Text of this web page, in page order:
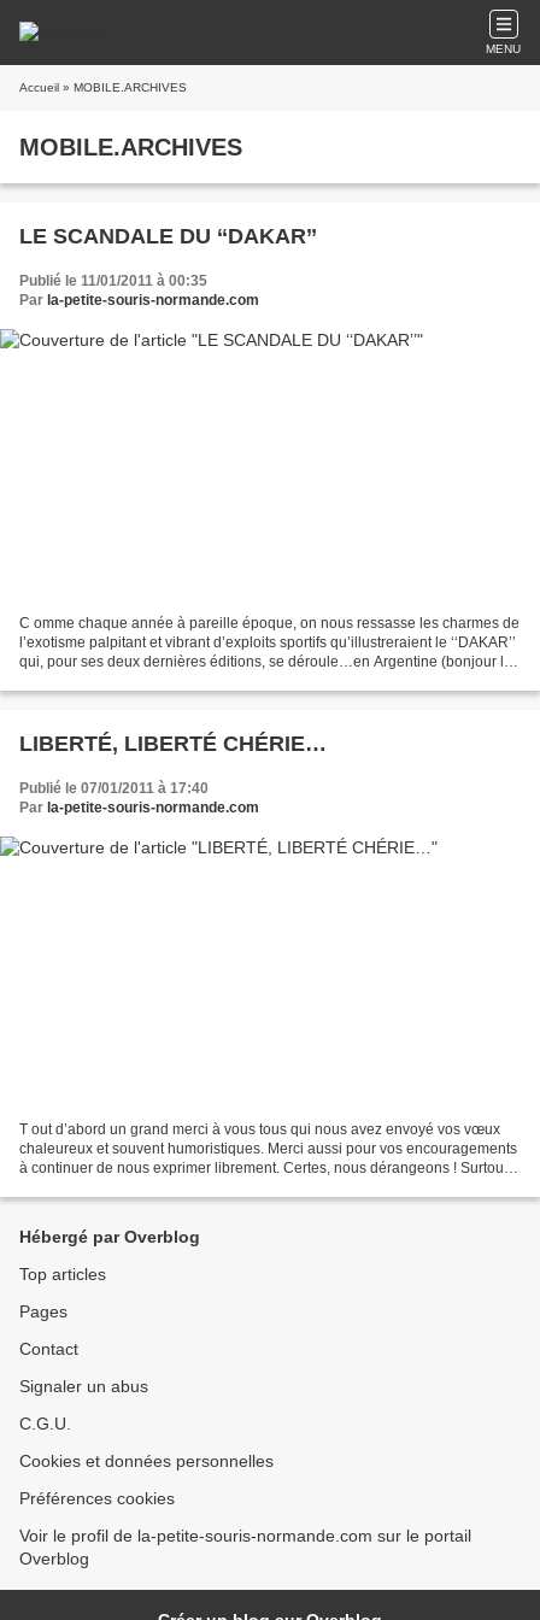
MENU
Accueil » MOBILE.ARCHIVES
MOBILE.ARCHIVES
LE SCANDALE DU ‘‘DAKAR’’
Publié le 11/01/2011 à 00:35
Par la-petite-souris-normande.com
C omme chaque année à pareille époque, on nous ressasse les charmes de
l’exotisme palpitant et vibrant d’exploits sportifs qu’illustreraient le ‘‘DAKAR’’
qui, pour ses deux dernières éditions, se déroule…en Argentine (bonjour la
LIBERTÉ, LIBERTÉ CHÉRIE…
Publié le 07/01/2011 à 17:40
Par la-petite-souris-normande.com
T out d’abord un grand merci à vous tous qui nous avez envoyé vos vœux
chaleureux et souvent humoristiques. Merci aussi pour vos encouragements
à continuer de nous exprimer librement. Certes, nous dérangeons ! Surtout
Hébergé par Overblog
Top articles
Pages
Contact
Signaler un abus
C.G.U.
Cookies et données personnelles
Préférences cookies
Voir le profil de la-petite-souris-normande.com sur le portail
Overblog